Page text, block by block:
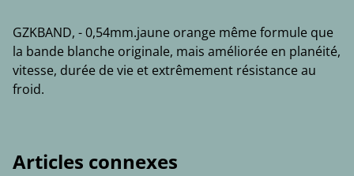
GZKBAND, - 0,54mm.jaune orange même formule que
la bande blanche originale, mais améliorée en planéité,
vitesse, durée de vie et extrêmement résistance au
froid.
Articles connexes